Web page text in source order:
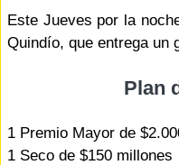
Este Jueves por la
Quindío, que entrega un
Plan
1 Premio Mayor de
1 Seco de $150 millones